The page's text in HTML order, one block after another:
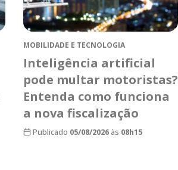
MOBILIDADE E TECNOLOGIA
Inteligência artificial
pode multar motoristas?
Entenda como funciona
a nova fiscalização
Publicado 05/08/2026às 08h15